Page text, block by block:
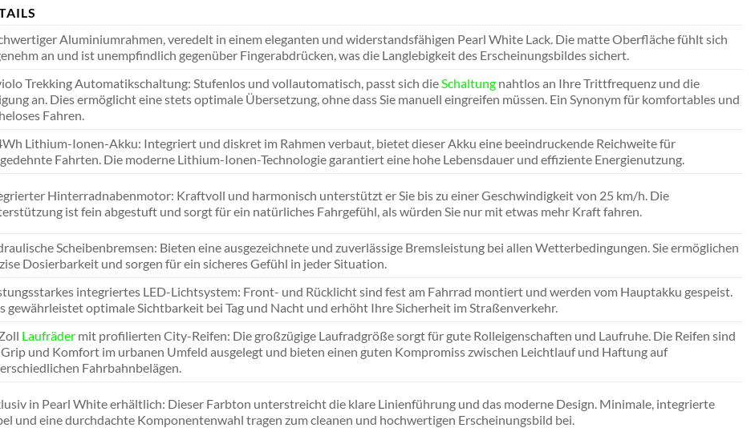
Aluminiumrahmen, veredelt in einem eleganten und widerstandsfähigen Pearl White Lack. Die matte Oberfläche fühlt sich
an und ist unempfindlich gegenüber Fingerabdrücken, was die Langlebigkeit des Erscheinungsbildes sichert.
Trekking Automatikschaltung: Stufenlos und vollautomatisch, passt sich dieSchaltungnahtlos an Ihre Trittfrequenz und die
an. Dies ermöglicht eine stets optimale Übersetzung, ohne dass Sie manuell eingreifen müssen. Ein Synonym für komfortables und
Fahren.
Lithium-Ionen-Akku: Integriert und diskret im Rahmen verbaut, bietet dieser Akku eine beeindruckende Reichweite für
Fahrten. Die moderne Lithium-Ionen-Technologie garantiert eine hohe Lebensdauer und effiziente Energienutzung.
Hinterradnabenmotor: Kraftvoll und harmonisch unterstützt er Sie bis zu einer Geschwindigkeit von 25 km/h. Die
ist fein abgestuft und sorgt für ein natürliches Fahrgefühl, als würden Sie nur mit etwas mehr Kraft fahren.
Scheibenbremsen: Bieten eine ausgezeichnete und zuverlässige Bremsleistung bei allen Wetterbedingungen. Sie ermöglichen
Dosierbarkeit und sorgen für ein sicheres Gefühl in jeder Situation.
integriertes LED-Lichtsystem: Front- und Rücklicht sind fest am Fahrrad montiert und werden vom Hauptakku gespeist.
gewährleistet optimale Sichtbarkeit bei Tag und Nacht und erhöht Ihre Sicherheit im Straßenverkehr.
Laufrädermit profilierten City-Reifen: Die großzügige Laufradgröße sorgt für gute Rolleigenschaften und Laufruhe. Die Reifen sind
und Komfort im urbanen Umfeld ausgelegt und bieten einen guten Kompromiss zwischen Leichtlauf und Haftung auf
Fahrbahnbelägen.
in Pearl White erhältlich: Dieser Farbton unterstreicht die klare Linienführung und das moderne Design. Minimale, integrierte
und eine durchdachte Komponentenwahl tragen zum cleanen und hochwertigen Erscheinungsbild bei.